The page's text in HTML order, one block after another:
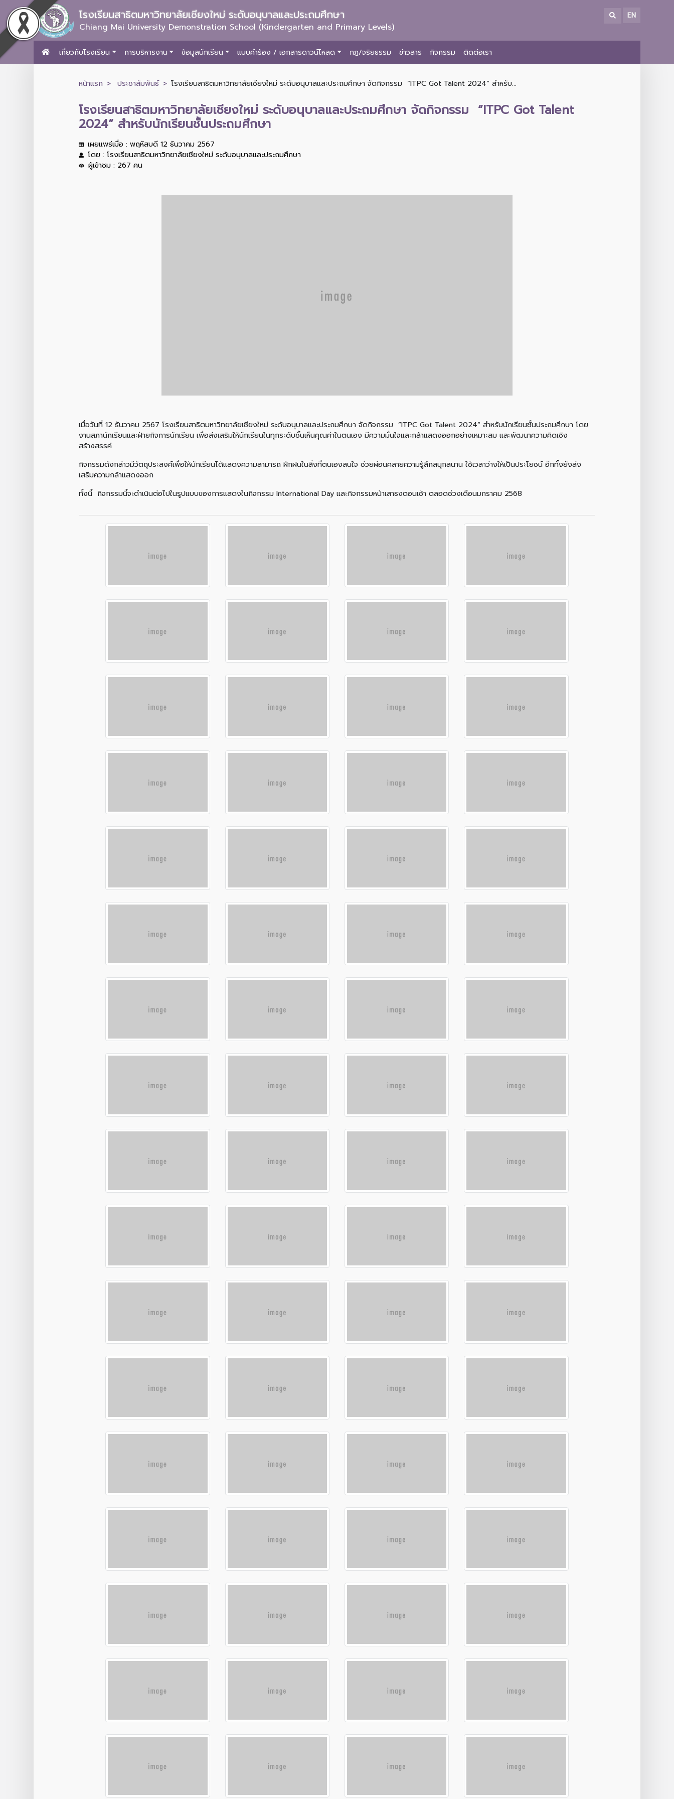
โรงเรียนสาธิตมหาวิทยาลัยเชียงใหม่ ระดับอนุบาลและประถมศึกษา
Chiang Mai University Demonstration School (Kindergarten and Primary Levels)
EN
เกี่ยวกับโรงเรียน การบริหารงาน ข้อมูลนักเรียน แบบคำร้อง / เอกสารดาวน์โหลด กฎ/จริยธรรม ข่าวสาร กิจกรรม ติดต่อเรา
หน้าแรก ประชาสัมพันธ์ โรงเรียนสาธิตมหาวิทยาลัยเชียงใหม่ ระดับอนุบาลและประถมศึกษา จัดกิจกรรม ”ITPC Got Talent 2024“ สำหรับ...
โรงเรียนสาธิตมหาวิทยาลัยเชียงใหม่ ระดับอนุบาลและประถมศึกษา จัดกิจกรรม ”ITPC Got Talent
2024“ สำหรับนักเรียนชั้นประถมศึกษา
เผยแพร่เมื่อ : พฤหัสบดี 12 ธันวาคม 2567
โดย : โรงเรียนสาธิตมหาวิทยาลัยเชียงใหม่ ระดับอนุบาลและประถมศึกษา
ผู้เข้าชม : 267 คน
เมื่อวันที่ 12 ธันวาคม 2567 โรงเรียนสาธิตมหาวิทยาลัยเชียงใหม่ ระดับอนุบาลและประถมศึกษา จัดกิจกรรม ”ITPC Got Talent 2024“ สำหรับนักเรียนชั้นประถมศึกษา โดย
งานสภานักเรียนและฝ่ายกิจการนักเรียน เพื่อส่งเสริมให้นักเรียนในทุกระดับชั้นเห็นคุณค่าในตนเอง มีความมั่นใจและกล้าแสดงออกอย่างเหมาะสม เเละพัฒนาความคิดเชิง
สร้างสรรค์
กิจกรรมดังกล่าวมีวัตถุประสงค์เพื่อให้นักเรียนได้แสดงความสามารถ ฝึกฝนในสิ่งที่ตนเองสนใจ ช่วยผ่อนคลายความรู้สึกสนุกสนาน ใช้เวลาว่างให้เป็นประโยชน์ อีกทั้งยังส่ง
เสริมความกล้าแสดงออก
ทั้งนี้ กิจกรรมนี้จะดำเนินต่อไปในรูปแบบของการแสดงในกิจกรรม International Day และกิจกรรมหน้าเสาธงตอนเช้า ตลอดช่วงเดือนมกราคม 2568